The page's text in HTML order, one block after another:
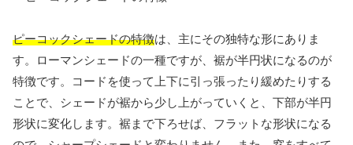
ピーコックシェードの特徴は、主にその独特な形にありま
す。ローマンシェードの一種ですが、裾が半円状になるのが
特徴です。コードを使って上下に引っ張ったり緩めたりする
ことで、シェードが裾から少し上がっていくと、下部が半円
形状に変化します。裾まで下ろせば、フラットな形状になる